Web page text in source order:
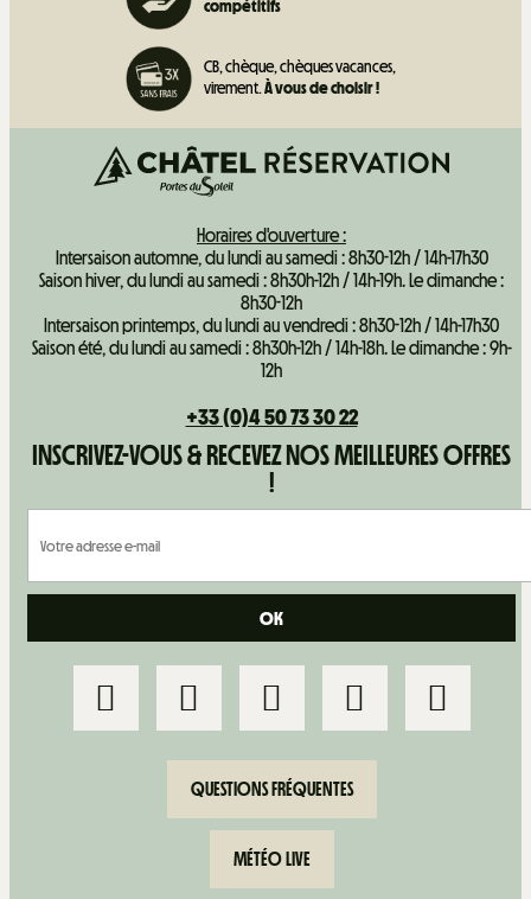
compétitifs
CB, chèque, chèques vacances,
virement.À vous de choisir !
Horaires d'ouverture :
Intersaison automne, du lundi au samedi : 8h30-12h / 14h-17h30
Saison hiver, du lundi au samedi : 8h30h-12h / 14h-19h. Le dimanche :
8h30-12h
Intersaison printemps, du lundi au vendredi : 8h30-12h / 14h-17h30
Saison été, du lundi au samedi : 8h30h-12h / 14h-18h. Le dimanche : 9h-
12h
+33 (0)4 50 73 30 22
INSCRIVEZ-VOUS & RECEVEZ NOS MEILLEURES OFFRES
!
QUESTIONS FRÉQUENTES
MÉTÉO LIVE